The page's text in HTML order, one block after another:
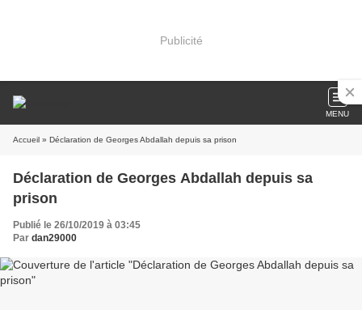
Publicité
MENU
Accueil » Déclaration de Georges Abdallah depuis sa prison
Déclaration de Georges Abdallah depuis sa
prison
Publié le 26/10/2019 à 03:45
Par dan29000